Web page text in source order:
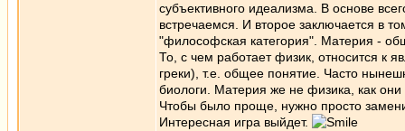
субъективного идеализма. В основе
встречаемся. И второе заключается в
"философская категория". Материя -
То, с чем работает физик, относится к
греки), т.е. общее понятие. Часто
биологи. Материя же не физика, как
Чтобы было проще, нужно просто
Интересная игра выйдет.